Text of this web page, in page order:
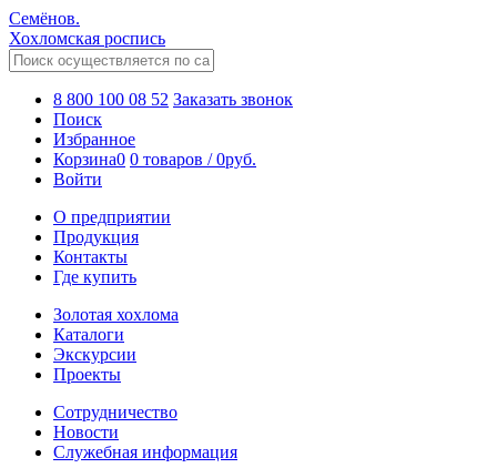
Семёнов.
Хохломская роспись
8 800 100 08 52 Заказать звонок
Поиск
Избранное
Корзина0 0 товаров /0руб.
Войти
О предприятии
Продукция
Контакты
Где купить
Золотая хохлома
Каталоги
Экскурсии
Проекты
Сотрудничество
Новости
Служебная информация